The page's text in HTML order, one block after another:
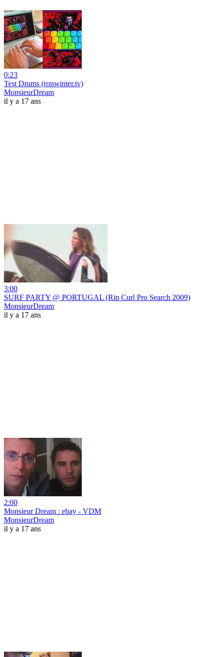
0:23
Test Drums (ronwinter.tv)
MonsieurDream
il y a 17 ans
3:00
SURF PARTY @ PORTUGAL (Rip Curl Pro Search 2009)
MonsieurDream
il y a 17 ans
2:00
Monsieur Dream : ebay - VDM
MonsieurDream
il y a 17 ans